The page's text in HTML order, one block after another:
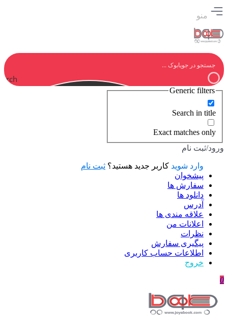
منو
Generic filters
Search in title
Exact matches only
ورود/ثبت نام
وارد شوید کاربر جدید هستید؟ ثبت نام
پیشخوان
سفارش ها
دانلود ها
آدرس
علاقه مندی ها
اعلانات من
نظرات
پیگیری سفارش
اطلاعات حساب كاربری
خروج
0